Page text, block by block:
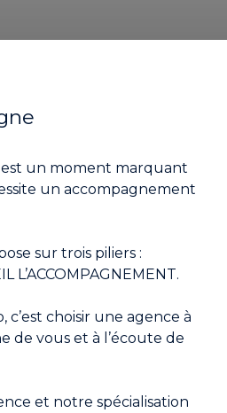
un moment marquant
un accompagnement
sur trois piliers :
L’ACCOMPAGNEMENT.
c’est choisir une agence à
de vous et à l’écoute de
et notre spécialisation